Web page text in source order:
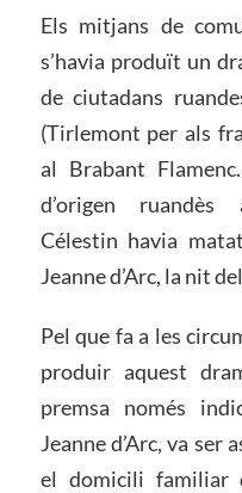
Els mitjans de
s’havia produït un
de ciutadans
(Tirlemont per als
al Brabant
d’origen ruandès
Célestin havia
Jeanne d’Arc, la nit
Pel que fa a les
produir aquest
premsa només
Jeanne d’Arc, va ser
el domicili familiar